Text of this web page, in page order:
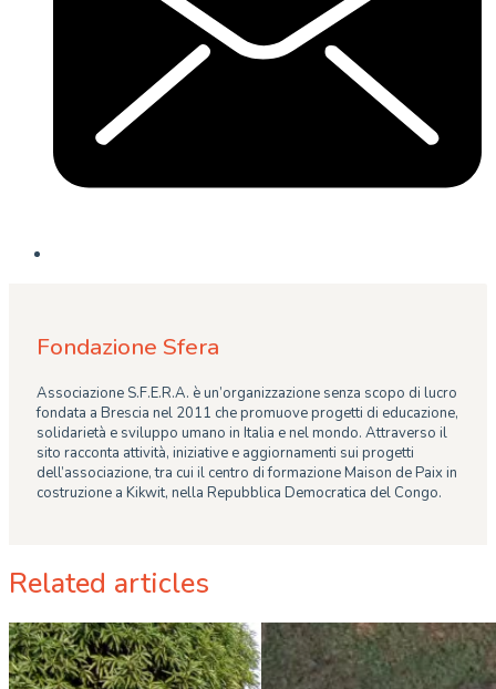
Fondazione Sfera
Associazione S.F.E.R.A. è un’organizzazione senza scopo di lucro
fondata a Brescia nel 2011 che promuove progetti di educazione,
solidarietà e sviluppo umano in Italia e nel mondo. Attraverso il
sito racconta attività, iniziative e aggiornamenti sui progetti
dell’associazione, tra cui il centro di formazione Maison de Paix in
costruzione a Kikwit, nella Repubblica Democratica del Congo.
Related articles